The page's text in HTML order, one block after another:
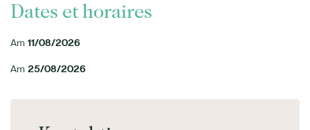
Dates et horaires
Am 11/08/2026
Am 25/08/2026